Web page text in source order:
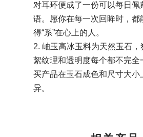
对耳环便成了一份可以每日佩
语。愿你在每一次回眸时，都
得“系”在心上的人。
2. 岫玉高冰玉料为天然玉石，
絮纹理和透明度每个都不完全
买产品在玉石成色和尺寸大小
异。